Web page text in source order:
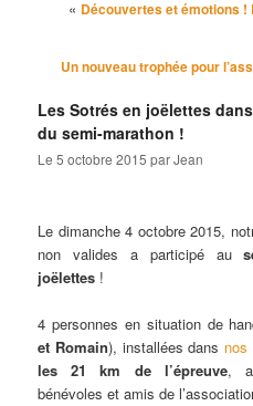
Navigation des articles
« Découvertes et émotions
Un nouveau trophée pour
Les Sotrés en joëlettes
du semi-marathon !
Le5 octobre 2015 parJean
Le dimanche 4 octobre 2015,
non valides a participé au
joëlettes !
4 personnes en situation de
et Romain), installées dans nos
les 21 km de l’épreuve,
bénévoles et amis de